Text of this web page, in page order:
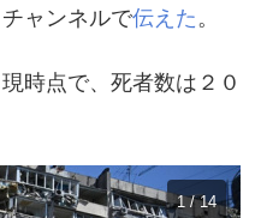
ャンネルで伝えた 。
時点で、死者数は２０
1 / 14